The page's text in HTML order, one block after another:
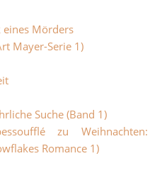
eines Mörders
Mayer-Serie 1)
Suche (Band 1)
zu Weihnachten:
Romance 1)